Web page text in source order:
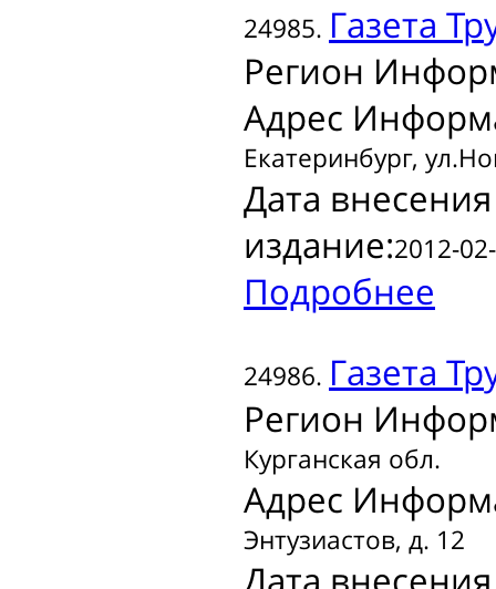
24985. Газета
Регион
Адрес
Екатеринбург,
Дата
издание:2012-
Подробнее
24986. Газета
Регион
Курганская обл.
Адрес
Энтузиастов, д. 12